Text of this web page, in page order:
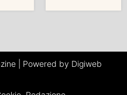
| Powered by Digiweb